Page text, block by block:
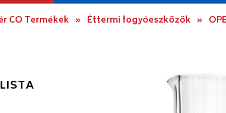
CO Termékek » Éttermi fogyóeszközök »